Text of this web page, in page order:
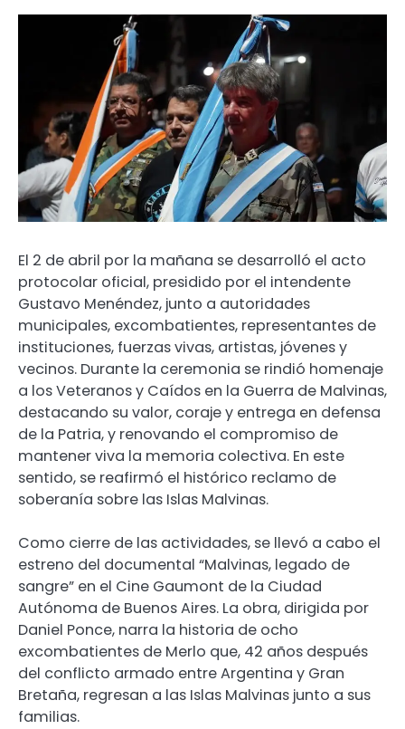
El 2 de abril por la mañana se desarrolló el acto
protocolar oficial, presidido por el intendente
Gustavo Menéndez, junto a autoridades
municipales, excombatientes, representantes de
instituciones, fuerzas vivas, artistas, jóvenes y
vecinos. Durante la ceremonia se rindió homenaje
a los Veteranos y Caídos en la Guerra de Malvinas,
destacando su valor, coraje y entrega en defensa
de la Patria, y renovando el compromiso de
mantener viva la memoria colectiva. En este
sentido, se reafirmó el histórico reclamo de
soberanía sobre las Islas Malvinas.
Como cierre de las actividades, se llevó a cabo el
estreno del documental “Malvinas, legado de
sangre” en el Cine Gaumont de la Ciudad
Autónoma de Buenos Aires. La obra, dirigida por
Daniel Ponce, narra la historia de ocho
excombatientes de Merlo que, 42 años después
del conflicto armado entre Argentina y Gran
Bretaña, regresan a las Islas Malvinas junto a sus
familias.